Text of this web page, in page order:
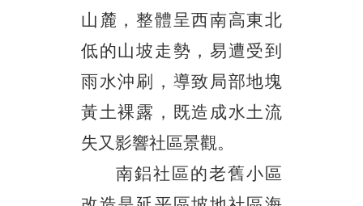
山麓，整體呈西南高東北
低的山坡走勢，易遭受到
雨水沖刷，導致局部地塊
黃土裸露，既造成水土流
失又影響社區景觀。
南鋁社區的老舊小區